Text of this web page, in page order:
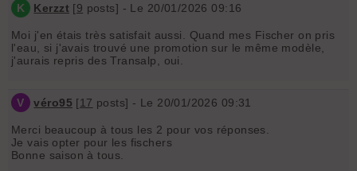
K Kerzzt [9 posts] - Le 20/01/2026 09:16
Moi j'en étais très satisfait aussi. Quand mes Fischer on pris
l'eau, si j'avais trouvé une promotion sur le même modèle,
j'aurais repris des Transalp, oui.
V véro95 [17 posts] - Le 20/01/2026 09:31
Merci beaucoup à tous les 2 pour vos réponses.
Je vais opter pour les fischers
Bonne saison à tous.